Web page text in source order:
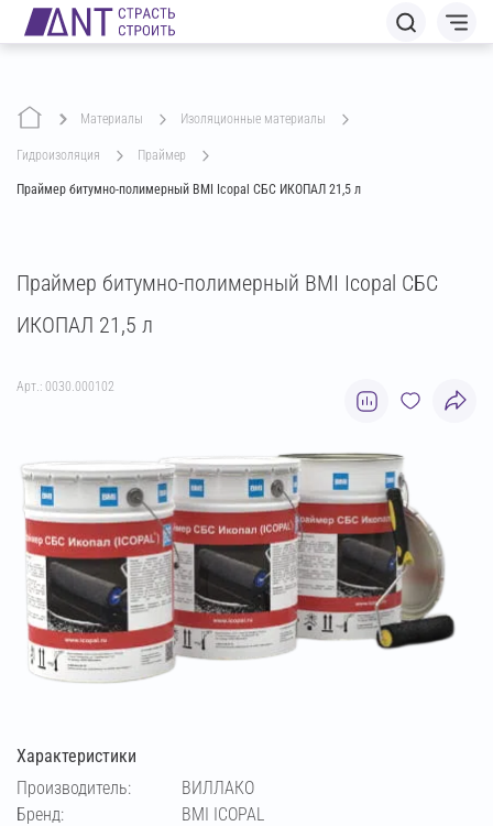
Материалы изоляционные материалы
гидроизоляция праймер
Праймер битумно-полимерный BMI Icopal СБС ИКОПАЛ 21,5 л
Праймер битумно-полимерный BMI Icopal СБС
ИКОПАЛ 21,5 л
Арт.: 0030.000102
Характеристики
Производитель:
ВИЛЛАКО
Бренд:
BMI ICOPAL